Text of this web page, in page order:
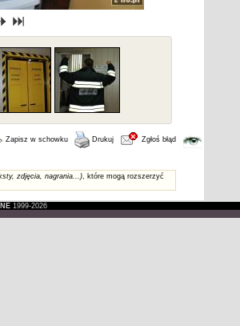
Zapisz w schowku Drukuj Zgłoś błąd
zdjęcia, nagrania...), które mogą rozszerzyć
1999-2026